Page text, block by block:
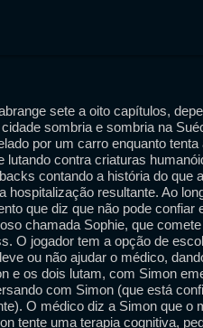
sete a oito capítulos,
sombria e sombria na
por um carro enquanto
lutando contra criaturas
contando a história do que
hospitalização resultante. Ao
que diz que não pode confiar
chamada Sophie, que
O jogador tem a opção de
ou não ajudar o médico,
e os dois lutam, com Simon
com Simon (que está
O médico diz a Simon que o
tente uma terapia cognitiva,